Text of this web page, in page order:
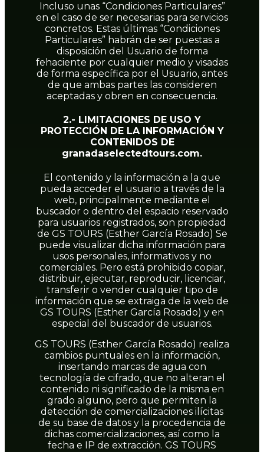
Incluso unas “Condiciones Particulares”
en el caso de ser necesarias para servicios
concretos. Estas últimas “Condiciones
Particulares” habrán de ser puestas a
disposición del Usuario de forma
fehaciente por cualquier medio y visadas
de forma específica por el Usuario, antes
de que ambas partes las consideren
aceptadas y obren en consecuencia.
2.- LIMITACIONES DE USO Y
PROTECCIÓN DE LA INFORMACIÓN Y
CONTENIDOS DE
granadaselectedtours.com.
El contenido y la información a la que
pueda acceder el usuario a través de la
web, principalmente mediante el
buscador o dentro del espacio reservado
para usuarios registrados, son propiedad
de GS TOURS (Esther García Rosado) Se
puede visualizar dicha información para
usos personales, informativos y no
comerciales. Pero está prohibido copiar,
distribuir, ejecutar, reproducir, licenciar,
transferir o vender cualquier tipo de
información que se extraiga de la web de
GS TOURS (Esther García Rosado) y en
especial del buscador de usuarios.
GS TOURS (Esther García Rosado) realiza
cambios puntuales en la información,
insertando marcas de agua con
tecnología de cifrado, que no alteran el
contenido ni significado de la misma en
grado alguno, pero que permiten la
detección de comercializaciones ilícitas
de su base de datos y la procedencia de
dichas comercializaciones, así como la
fecha e IP de extracción. GS TOURS